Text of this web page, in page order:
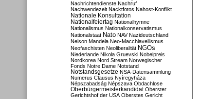
Nachrichtendienste Nachruf
Nachwendezeit Nacktfotos Nahost-Konflikt
Nationale Konsultation
Nationalfeiertag Nationalhymne
Nationalismus Nationalkonservatismus
Nationalstaat Nato NAV Nazideutschland
Nelson Mandela Neo-Macchiavellismus
Neofaschisten Neoliberalität NGOs
Niederlande Nikola Gruevski Nobelpreis
Nordkorea Nord Stream Norwegischer
Fonds Notre Dame Notstand
Notstandsgesetze NSA-Datensammlung
Numerus Clausus Nyíregyháza
Népszabadság Népszava Obdachlose
Oberbürgermeisterkandidat Oberster
Gerichtshof der USA Oberstes Gericht